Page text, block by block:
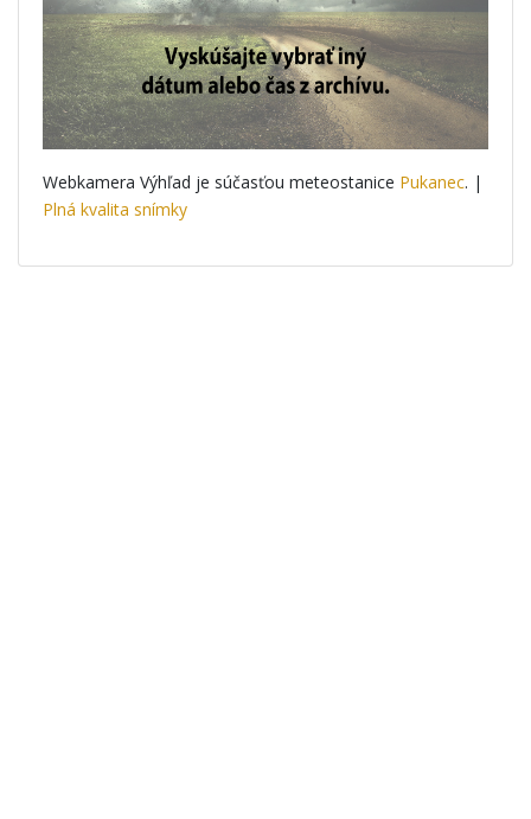
Webkamera Výhľad je súčasťou meteostanice Pukanec. |
Plná kvalita snímky